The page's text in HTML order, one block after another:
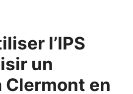
l’IPS
un
Clermont en